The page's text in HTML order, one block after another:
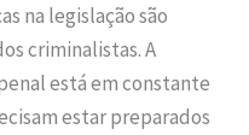
na legislação são
criminalistas. A
está em constante
estar preparados